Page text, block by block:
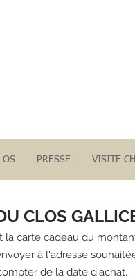
PRESSE VISITE
CLOS
la carte cadeau du
à l'adresse
de la date d'achat.